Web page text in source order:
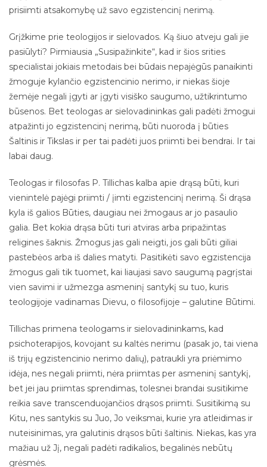
prisiimti atsakomybę už savo egzistencinį nerimą.
Grįžkime prie teologijos ir sielovados. Ką šiuo atveju gali jie
pasiūlyti? Pirmiausia „Susipažinkite“, kad ir šios srities
specialistai jokiais metodais bei būdais nepajėgūs panaikinti
žmoguje kylančio egzistencinio nerimo, ir niekas šioje
žemėje negali įgyti ar įgyti visiško saugumo, užtikrintumo
būsenos. Bet teologas ar sielovadininkas gali padėti žmogui
atpažinti jo egzistencinį nerimą, būti nuoroda į būties
Šaltinis ir Tikslas ir per tai padėti juos priimti bei bendrai. Ir tai
labai daug.
Teologas ir filosofas P. Tillichas kalba apie drąsą būti, kuri
vienintelė pajėgi priimti / įimti egzistencinį nerimą. Ši drąsa
kyla iš galios Būties, daugiau nei žmogaus ar jo pasaulio
galia. Bet kokia drąsa būti turi atviras arba pripažintas
religines šaknis. Žmogus jas gali neigti, jos gali būti giliai
pastebėos arba iš dalies matyti. Pasitikėti savo egzistencija
žmogus gali tik tuomet, kai liaujasi savo saugumą pagrįstai
vien savimi ir užmezga asmeninį santykį su tuo, kuris
teologijoje vadinamas Dievu, o filosofijoje – galutine Būtimi.
Tillichas primena teologams ir sielovadininkams, kad
psichoterapijos, kovojant su kaltės nerimu (pasak jo, tai viena
iš trijų egzistencinio nerimo dalių), patraukli yra priėmimo
idėja, nes negali priimti, nėra priimtas per asmeninį santykį,
bet jei jau priimtas sprendimas, tolesnei brandai susitikime
reikia save transcenduojančios drąsos priimti. Susitikimą su
Kitu, nes santykis su Juo, Jo veiksmai, kurie yra atleidimas ir
nuteisinimas, yra galutinis drąsos būti šaltinis. Niekas, kas yra
mažiau už Jį, negali padėti radikalios, begalinės nebūtų
grėsmės.